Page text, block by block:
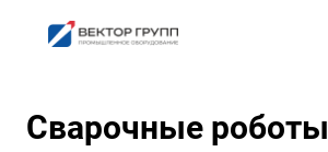
Сварочные роботы